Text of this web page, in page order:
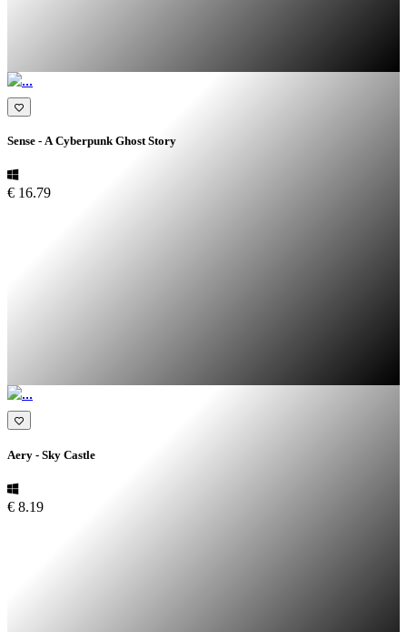
Sense - A Cyberpunk Ghost Story
€ 16.79
Aery - Sky Castle
€ 8.19